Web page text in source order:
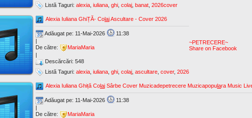
Listă Taguri: alexia iuliana ghi colaj banat 2026cover
Alexia Iuliana GhiȚĂ- Colaj Ascultare - Cover 2026
Adăugat pe: 11-Mai-2026
11:38
|
De către:
MariaMaria
|
Descărcări: 548
Listă Taguri: alexia iuliana ghi colaj ascultare cover, 2026
~PETRECERE~
Share on Facebook
Alexia Iuliana Ghiță Colaj Sârbe Cover Muzicadepetrecere Muzicapopulara Music
Adăugat pe: 11-Mai-2026
11:38
|
De către:
MariaMaria